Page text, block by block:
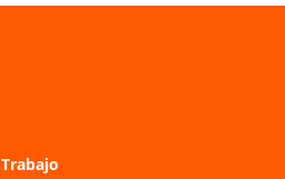
Trabajo